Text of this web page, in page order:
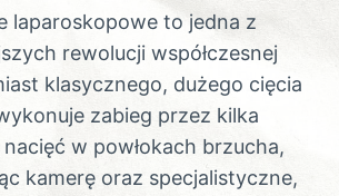
laparoskopowe to jedna z
rewolucji współczesnej
klasycznego, dużego cięcia
zabieg przez kilka
w powłokach brzucha,
kamerę oraz specjalistyczne,